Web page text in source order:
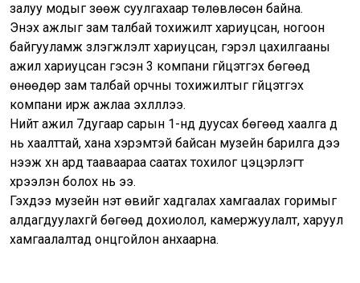
залуу модыг зөөж суулгахаар төлөвлөсөн байна.
Энэхүү ажлыг зам талбай тохижилт хариуцсан, ногоон
байгууламж зүлэгжүүлэлт хариуцсан, гэрэл цахилгааны
ажил хариуцсан гэсэн 3 компани гүйцэтгэх бөгөөд
өнөөдөр зам талбай орчны тохижилтыг гүйцэтгэх
компани ирж ажлаа эхлүүллээ.
Нийт ажил 7дугаар сарын 1-нд дуусах бөгөөд хаалга үүд
нь хаалттай, хана хэрэмтэй байсан музейн барилга үүдээ
нээж хүн ард тааваараа саатах тохилог цэцэрлэгт
хүрээлэн болох нь ээ.
Гэхдээ музейн үнэт өвийг хадгалах хамгаалах горимыг
алдагдуулахгүй бөгөөд дохиолол, камержуулалт, харуул
хамгаалалтад онцгойлон анхаарна.